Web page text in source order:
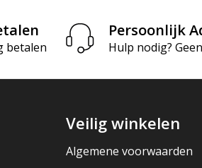
betalen
Persoonlijk
Hulp nodig?
Veilig winkelen
Algemene voorwaarden